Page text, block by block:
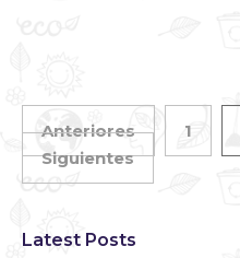
Anteriores 1
Siguientes
Latest Posts